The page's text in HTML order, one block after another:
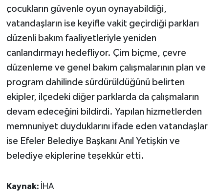
çocukların güvenle oyun oynayabildiği,
vatandaşların ise keyifle vakit geçirdiği parkları
düzenli bakım faaliyetleriyle yeniden
canlandırmayı hedefliyor. Çim biçme, çevre
düzenleme ve genel bakım çalışmalarının plan ve
program dahilinde sürdürüldüğünü belirten
ekipler, ilçedeki diğer parklarda da çalışmaların
devam edeceğini bildirdi. Yapılan hizmetlerden
memnuniyet duyduklarını ifade eden vatandaşlar
ise Efeler Belediye Başkanı Anıl Yetişkin ve
belediye ekiplerine teşekkür etti.
Kaynak: İHA